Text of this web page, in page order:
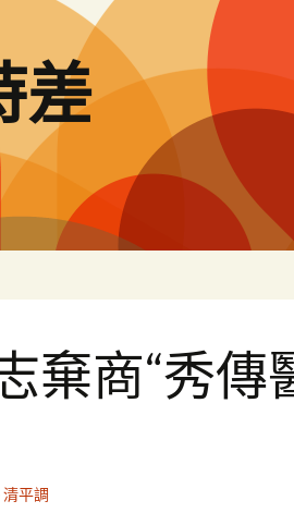
差
棄商“秀傳
清平調